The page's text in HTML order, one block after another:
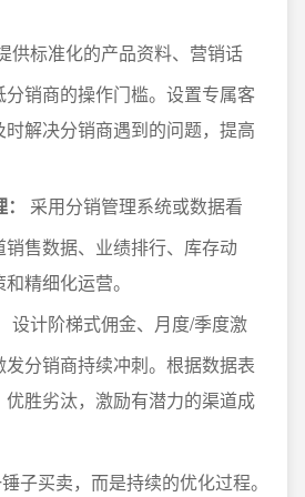
供标准化的产品资料、营销话
销商的操作门槛。设置专属客
解决分销商遇到的问题，提高
采用分销管理系统或数据看
售数据、业绩排行、库存动
精细化运营。
设计阶梯式佣金、月度/季度激
分销商持续冲刺。根据数据表
胜劣汰，激励有潜力的渠道成
子买卖，而是持续的优化过程。